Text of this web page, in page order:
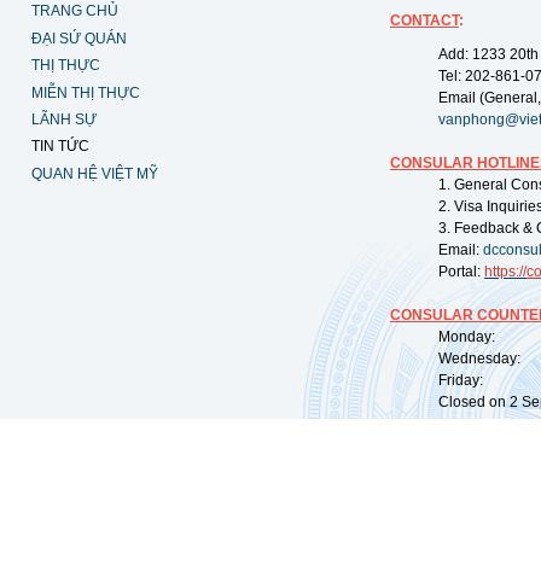
TRANG CHỦ
ĐẠI SỨ QUÁN
THỊ THỰC
MIỄN THỊ THỰC
LÃNH SỰ
TIN TỨC
QUAN HỆ VIỆT MỸ
CONTACT:
Add: 1233
Tel: 202-861-
Email
CONSULAR
1. General
2. Visa
3. Feedback &
Email:
Portal: https://
CONSULAR
Monday:
Wednesday:
Friday:
Closed on 2